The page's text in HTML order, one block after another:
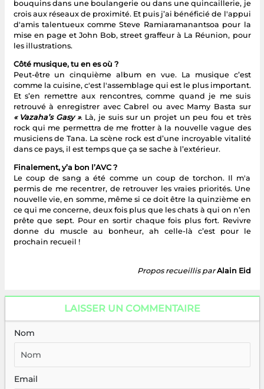
bouquins dans une boulangerie ou dans une quincaillerie, je
crois aux réseaux de proximité. Et puis j’ai bénéficié de l'appui
d'amis talentueux comme Steve Ramiaramanantsoa pour la
mise en page et John Bob, street graffeur à La Réunion, pour
les illustrations.
Côté musique, tu en es où ?
Peut-être un cinquième album en vue. La musique c’est
comme la cuisine, c'est l'assemblage qui est le plus important.
Et s’en remettre aux rencontres, comme quand je me suis
retrouvé à enregistrer avec Cabrel ou avec Mamy Basta sur
« Vazaha’s Gasy ». Là, je suis sur un projet un peu fou et très
rock qui me permettra de me frotter à la nouvelle vague des
musiciens de Tana. La scène rock est d’une incroyable vitalité
dans ce pays, il est temps que ça se sache à l’extérieur.
Finalement, y’a bon l’AVC ?
Le coup de sang a été comme un coup de torchon. Il m'a
permis de me recentrer, de retrouver les vraies priorités. Une
nouvelle vie, en somme, même si ce doit être la quinzième en
ce qui me concerne, deux fois plus que les chats à qui on n’en
prête que sept. Pour en sortir chaque fois plus fort. Revivre
donne du muscle au bonheur, ah celle-là c’est pour le
prochain recueil !
Propos recueillis par Alain Eid
LAISSER UN COMMENTAIRE
Nom
Email